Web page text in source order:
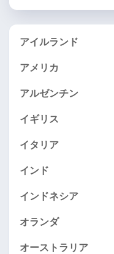
アイルランド
アメリカ
アルゼンチン
イギリス
イタリア
インド
インドネシア
オランダ
オーストラリア